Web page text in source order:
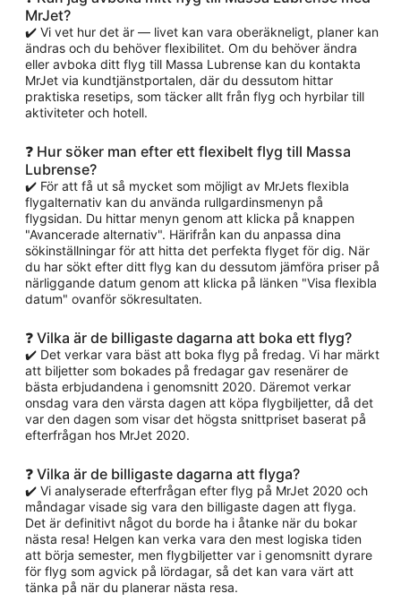
MrJet?
✔️ Vi vet hur det är — livet kan vara oberäkneligt, planer kan
ändras och du behöver flexibilitet. Om du behöver ändra
eller avboka ditt flyg till Massa Lubrense kan du kontakta
MrJet via kundtjänstportalen, där du dessutom hittar
praktiska resetips, som täcker allt från flyg och hyrbilar till
aktiviteter och hotell.
❓ Hur söker man efter ett flexibelt flyg till Massa
Lubrense?
✔️ För att få ut så mycket som möjligt av MrJets flexibla
flygalternativ kan du använda rullgardinsmenyn på
flygsidan. Du hittar menyn genom att klicka på knappen
"Avancerade alternativ". Härifrån kan du anpassa dina
sökinställningar för att hitta det perfekta flyget för dig. När
du har sökt efter ditt flyg kan du dessutom jämföra priser på
närliggande datum genom att klicka på länken "Visa flexibla
datum" ovanför sökresultaten.
❓ Vilka är de billigaste dagarna att boka ett flyg?
✔️ Det verkar vara bäst att boka flyg på fredag. Vi har märkt
att biljetter som bokades på fredagar gav resenärer de
bästa erbjudandena i genomsnitt 2020. Däremot verkar
onsdag vara den värsta dagen att köpa flygbiljetter, då det
var den dagen som visar det högsta snittpriset baserat på
efterfrågan hos MrJet 2020.
❓ Vilka är de billigaste dagarna att flyga?
✔️ Vi analyserade efterfrågan efter flyg på MrJet 2020 och
måndagar visade sig vara den billigaste dagen att flyga.
Det är definitivt något du borde ha i åtanke när du bokar
nästa resa! Helgen kan verka vara den mest logiska tiden
att börja semester, men flygbiljetter var i genomsnitt dyrare
för flyg som agvick på lördagar, så det kan vara värt att
tänka på när du planerar nästa resa.